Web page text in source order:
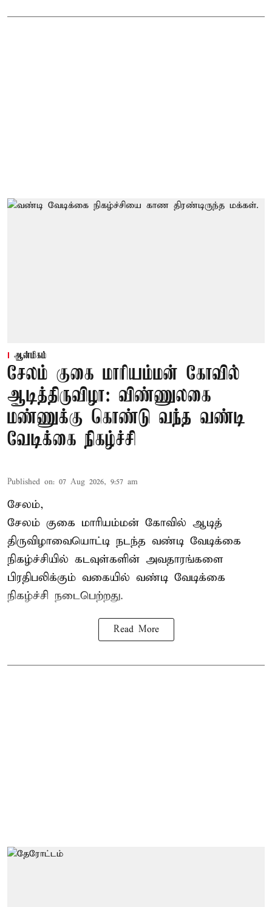
ஆன்மிகம்
சேலம் குகை மாரியம்மன் கோவில்
ஆடித்திருவிழா: விண்ணுலகை
மண்ணுக்கு கொண்டு வந்த வண்டி
வேடிக்கை நிகழ்ச்சி
Published on: 07 Aug 2026, 9:57 am
சேலம்,
சேலம் குகை மாரியம்மன் கோவில் ஆடித்
திருவிழாவையொட்டி நடந்த வண்டி வேடிக்கை
நிகழ்ச்சியில் கடவுள்களின் அவதாரங்களை
பிரதிபலிக்கும் வகையில் வண்டி வேடிக்கை
நிகழ்ச்சி நடைபெற்றது.
Read More